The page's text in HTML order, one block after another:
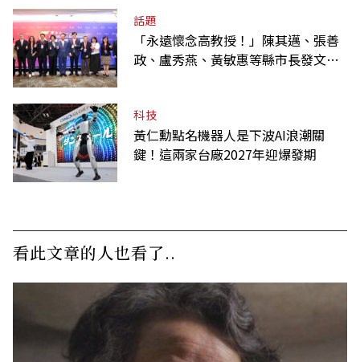
話題
「永遠懷念高教授！」陳其邁、張善
政、盧秀燕、黃敏惠等縣市長發文弔
科技
黃仁勳點名機器人是下波AI浪潮關
鍵！這兩家台廠2027年迎爆發期
看此文章的人也看了..